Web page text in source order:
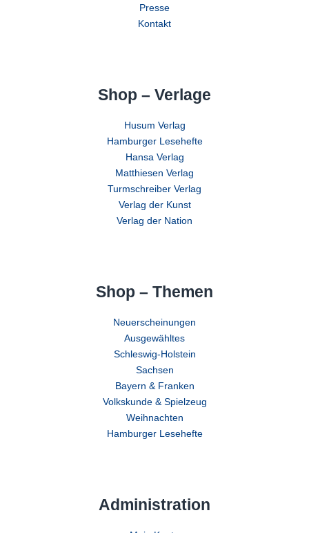
Presse
Kontakt
Shop – Verlage
Husum Verlag
Hamburger Lesehefte
Hansa Verlag
Matthiesen Verlag
Turmschreiber Verlag
Verlag der Kunst
Verlag der Nation
Shop – Themen
Neuerscheinungen
Ausgewähltes
Schleswig-Holstein
Sachsen
Bayern & Franken
Volkskunde & Spielzeug
Weihnachten
Hamburger Lesehefte
Administration